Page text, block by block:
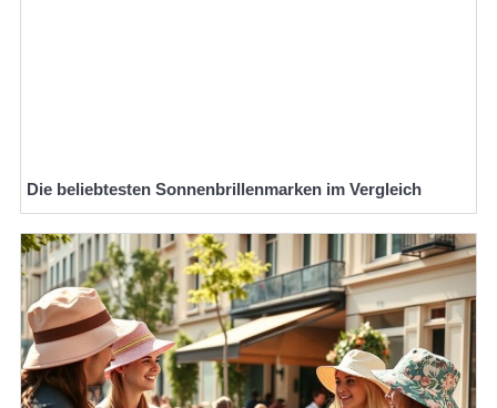
Die beliebtesten Sonnenbrillenmarken im Vergleich